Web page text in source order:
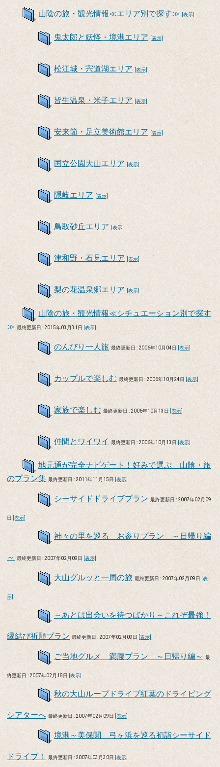
山陰の旅・観光情報≪エリア別で探す≫ [表示]
鬼太郎と妖怪・境港エリア [表示]
松江城・宍道湖エリア [表示]
皆生温泉・米子エリア [表示]
安来節・足立美術館エリア [表示]
国立公園大山エリア [表示]
隠岐エリア [表示]
鳥取砂丘エリア [表示]
津和野・石見エリア [表示]
梨の花温泉郷エリア [表示]
山陰の旅・観光情報≪シチュエーション別で探す
≫ 最終更新日 : 2015年03月31日 [表示]
のんびり一人旅 最終更新日 : 2006年10月04日 [表示]
カップルで楽しむ 最終更新日 : 2006年10月24日 [表示]
家族で楽しむ 最終更新日 : 2006年10月13日 [表示]
仲間とワイワイ 最終更新日 : 2006年10月13日 [表示]
地元通が完全ナビゲート！好みで選ぶ 山陰・旅
のプラン集 最終更新日 : 2011年11月15日 [表示]
シーサイドドライブプラン 最終更新日 : 2007年02月09
日 [表示]
神々の里を巡る お参りプラン ～日帰り編
～ 最終更新日 : 2007年02月09日 [表示]
大山グルッと一周の旅 最終更新日 : 2007年02月09日 [表
示]
～あとは出会いを待つばかり～これぞ最強！
縁結び祈願プラン 最終更新日 : 2007年02月09日 [表示]
ご当地グルメ 満腹プラン ～日帰り編～ 最
終更新日 : 2007年02月18日 [表示]
秋の大山ループドライブ紅葉のドライビング
シアターへ 最終更新日 : 2007年02月09日 [表示]
境港～美保関 弓ヶ浜を巡る初詣シーサイド
ドライブ！ 最終更新日 : 2007年03月30日 [表示]